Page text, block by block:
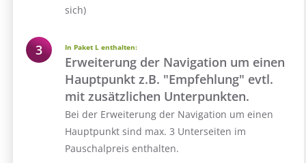
sich)
In Paket L enthalten:
Erweiterung der Navigation um einen
Hauptpunkt z.B. "Empfehlung" evtl.
mit zusätzlichen Unterpunkten.
Bei der Erweiterung der Navigation um einen
Hauptpunkt sind max. 3 Unterseiten im
Pauschalpreis enthalten.